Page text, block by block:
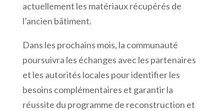
actuellement les matériaux récupérés de
l’ancien bâtiment.
Dans les prochains mois, la communauté
poursuivra les échanges avec les partenaires
et les autorités locales pour identifier les
besoins complémentaires et garantir la
réussite du programme de reconstruction et